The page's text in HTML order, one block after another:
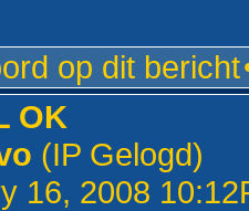
op dit bericht
OK
(IP Gelogd)
16, 2008